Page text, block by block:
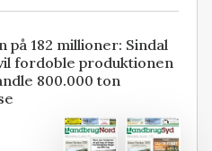
på 182 millioner: Sindal
fordoble produktionen
800.000 ton